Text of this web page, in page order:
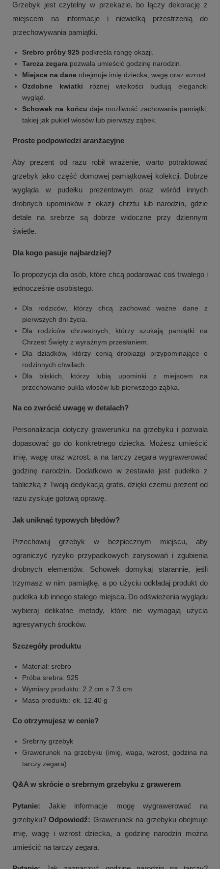
+1
Grzebyk jest czytelny w przekazie, bo łączy dekorację z
miejscem na informacje i niewielką przestrzenią do
przechowywania pamiątki.
Srebro próby 925 podkreśla rangę okazji.
Tarcza zegara pozwala umieścić godzinę narodzin.
Miejsce na dane obejmuje imię dziecka, wagę oraz wzrost.
Ozdobne kwiatki różnej wielkości budują elegancki
wygląd.
Schowek na końcu daje możliwość zachowania pamiątki,
takiej jak pukiel włosów lub pierwszy ząbek.
Proste podpowiedzi aranżacyjne
Aby prezent od razu robił wrażenie, warto potraktować
grzebyk jako część domowej pamiątkowej kolekcji. Dobrze
wygląda w pudełku prezentowym oraz wśród innych
drobnych upominków z okazji chrztu lub narodzin, gdzie
detale na srebrze są dobrze widoczne przy dziennym
świetle.
Dla kogo pasuje najbardziej?
To propozycja dla osób, które chcą podarować coś trwałego i
jednocześnie osobistego.
Dla rodziców, którzy chcą zachować ważne dane z
pierwszych dni życia.
Dla rodziców chrzestnych, którzy szukają pamiątki na
Chrzest Święty z wyraźnym przesłaniem.
Dla dziadków, którzy cenią drobiazgi przypominające o
rodzinnych chwilach.
Dla bliskich, którzy lubią upominki z miejscem na
przechowanie pukla włosów lub pierwszego ząbka.
Na co zwrócić uwagę w detalach?
Personalizacja dotyczy grawerunku na grzebyku i pozwala
dopasować go do konkretnego dziecka. Możesz umieścić
imię, wagę oraz wzrost, a na tarczy zegara wygrawerować
godzinę narodzin. Dodatkowo w zestawie jest pudełko z
tabliczką z Twoją dedykacją gratis, dzięki czemu prezent od
razu zyskuje gotową oprawę.
Jak uniknąć typowych błędów?
Przechowuj grzebyk w bezpiecznym miejscu, aby
ograniczyć ryzyko przypadkowych zarysowań i zgubienia
drobnych elementów. Schowek domykaj starannie, jeśli
trzymasz w nim pamiątkę, a po użyciu odkładaj produkt do
pudełka lub innego stałego miejsca. Do odświeżenia wyglądu
wybieraj delikatne metody, które nie wymagają użycia
agresywnych środków.
Szczegóły produktu
Materiał: srebro
Próba srebra: 925
Wymiary produktu: 2.2 cm x 7.3 cm
Masa produktu: ok. 12.40 g
Co otrzymujesz w cenie?
Srebrny grzebyk
Grawerunek na grzebyku (imię, waga, wzrost, godzina na
tarczy zegara)
Q&A w skrócie o srebrnym grzebyku z grawerem
Pytanie: Jakie informacje mogę wygrawerować na
grzebyku?Odpowiedź: Grawerunek na grzebyku obejmuje
imię, wagę i wzrost dziecka, a godzinę narodzin można
umieścić na tarczy zegara.